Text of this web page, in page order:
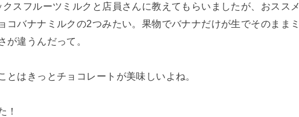
スフルーツミルクと店員さんに教えてもらいましたが、おススメ
コバナナミルクの2つみたい。果物でバナナだけが生でそのままミ
が違うんだって。
はきっとチョコレートが美味しいよね。
！